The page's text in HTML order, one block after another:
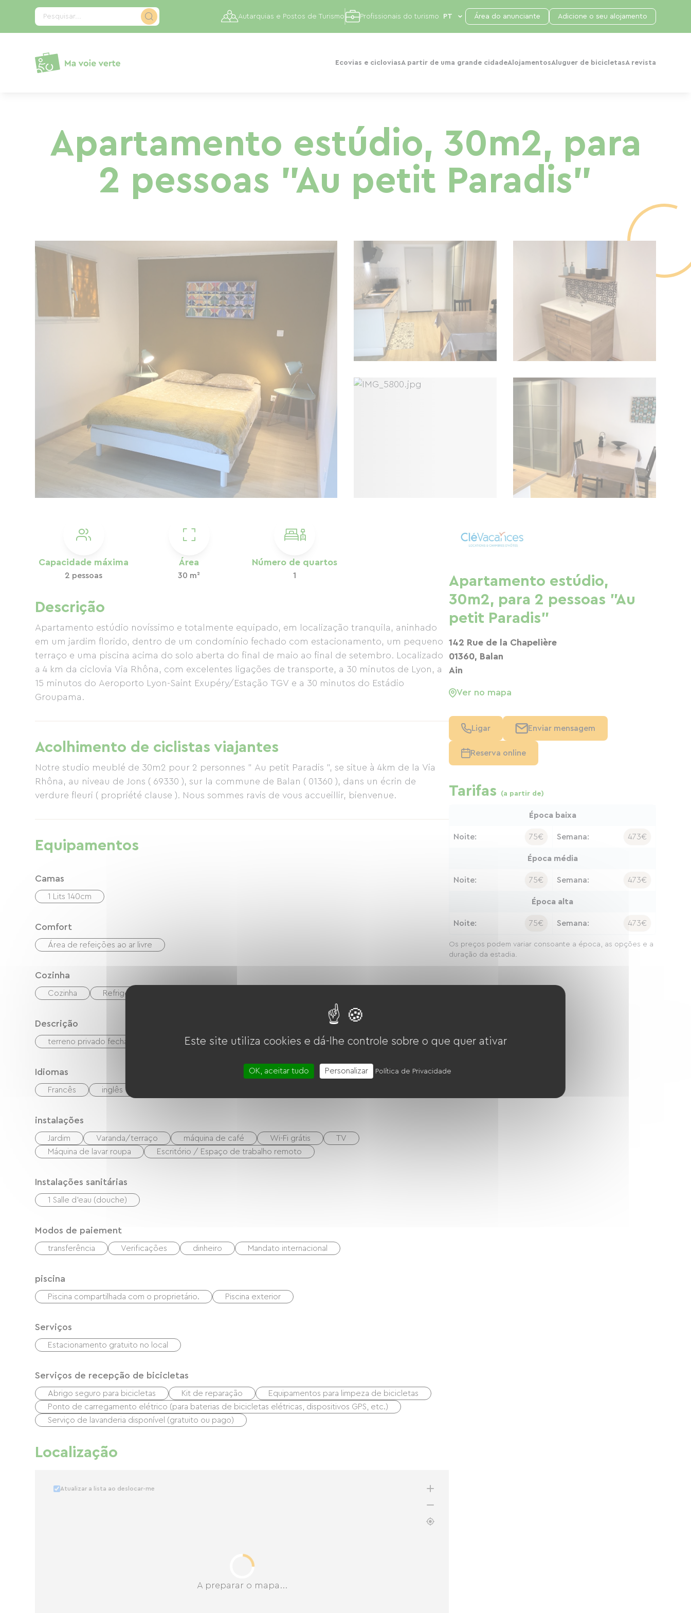
Pesquisar...
Ecovias e cicloviasA partir de uma grande cidadeAlojamentosAluguer de bicicletasA revista
Autarquias e Postos de Turismo Profissionais do turismo Área do anunciante Adicione o seu alojamento
Apartamento estúdio, 30m2, para
2 pessoas "Au petit Paradis"
Capacidade máxima
2 pessoas
Área
30 m²
Número de quartos
1
Descrição
Apartamento estúdio novíssimo e totalmente equipado, em localização tranquila, aninhado
em um jardim florido, dentro de um condomínio fechado com estacionamento, um pequeno
terraço e uma piscina acima do solo aberta do final de maio ao final de setembro. Localizado
a 4 km da ciclovia Via Rhôna, com excelentes ligações de transporte, a 30 minutos de Lyon, a
15 minutos do Aeroporto Lyon-Saint Exupéry/Estação TGV e a 30 minutos do Estádio
Groupama.
Acolhimento de ciclistas viajantes
Notre studio meublé de 30m2 pour 2 personnes " Au petit Paradis ", se situe à 4km de la Via
Rhôna, au niveau de Jons ( 69330 ), sur la commune de Balan ( 01360 ), dans un écrin de
verdure fleuri ( propriété clause ). Nous sommes ravis de vous accueillir, bienvenue.
Equipamentos
Camas
1 Lits 140cm
Comfort
Área de refeições ao ar livre
Cozinha
Cozinha Refrigerador
Descrição
terreno privado fechado
Idiomas
Francês inglês
instalações
Jardim Varanda/terraço máquina de café Wi-Fi grátis
TV
Máquina de lavar roupa
Escritório / Espaço de trabalho remoto
Instalações sanitárias
1 Salle d'eau (douche)
Modos de paiement
transferência Verificações dinheiro Mandato internacional
piscina
Piscina compartilhada com o proprietário. Piscina exterior
Serviços
Estacionamento gratuito no local
Serviços de recepção de bicicletas
Abrigo seguro para bicicletas Kit de reparação
Equipamentos para limpeza de bicicletas
Ponto de carregamento elétrico (para baterias de bicicletas elétricas, dispositivos GPS, etc.)
Serviço de lavanderia disponível (gratuito ou pago)
Localização
A preparar o mapa...
Atualizar a lista ao deslocar-me
Apartamento estúdio,
30m2, para 2 pessoas "Au
petit Paradis"
142 Rue de la Chapelière
01360, Balan
Ain
Ver no mapa
Ligar Enviar mensagem
Reserva online
Tarifas (a partir de)
Época baixa
Noite: 75€ Semana: 473€
Época média
Noite: 75€ Semana: 473€
Época alta
Noite: 75€ Semana: 473€
Os preços podem variar consoante a época, as opções e a
duração da estadia.
Painel de Gerenciamento de Cookies
Este site utiliza cookies e dá-lhe controle sobre o que quer ativar
OK, aceitar tudo Personalizar Política de Privacidade